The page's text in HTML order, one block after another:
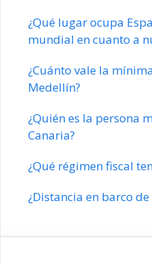
¿Qué lugar ocupa
mundial en cuanto a
¿Cuánto vale la
Medellín?
¿Quién es la persona
Canaria?
¿Qué régimen fiscal
¿Distancia en barco